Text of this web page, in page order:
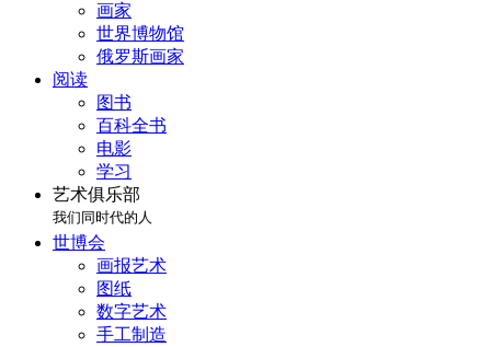
画家
世界博物馆
俄罗斯画家
阅读
图书
百科全书
电影
学习
艺术俱乐部
我们同时代的人
世博会
画报艺术
图纸
数字艺术
手工制造